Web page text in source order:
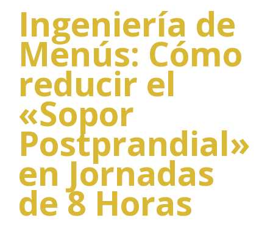
Ingeniería de
Menús: Cómo
reducir el
«Sopor
Postprandial»
en Jornadas
de 8 Horas